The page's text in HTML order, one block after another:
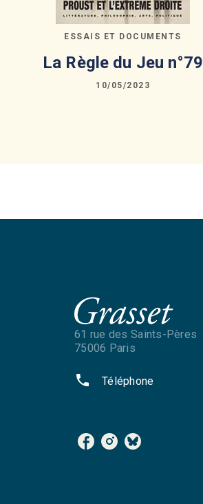
ESSAIS ET DOCUMENTS
La Règle du Jeu n°79
10/05/2023
61 rue des Saints-Pères
75006 Paris
phone Téléphone